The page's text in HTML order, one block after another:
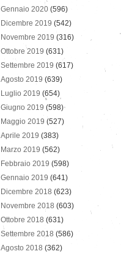
Gennaio 2020 (596)
Dicembre 2019 (542)
Novembre 2019 (316)
Ottobre 2019 (631)
Settembre 2019 (617)
Agosto 2019 (639)
Luglio 2019 (654)
Giugno 2019 (598)
Maggio 2019 (527)
Aprile 2019 (383)
Marzo 2019 (562)
Febbraio 2019 (598)
Gennaio 2019 (641)
Dicembre 2018 (623)
Novembre 2018 (603)
Ottobre 2018 (631)
Settembre 2018 (586)
Agosto 2018 (362)